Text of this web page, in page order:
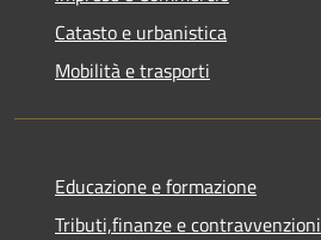
Catasto e urbanistica
Mobilità e trasporti
Educazione e formazione
Tributi,finanze e contravvenzioni